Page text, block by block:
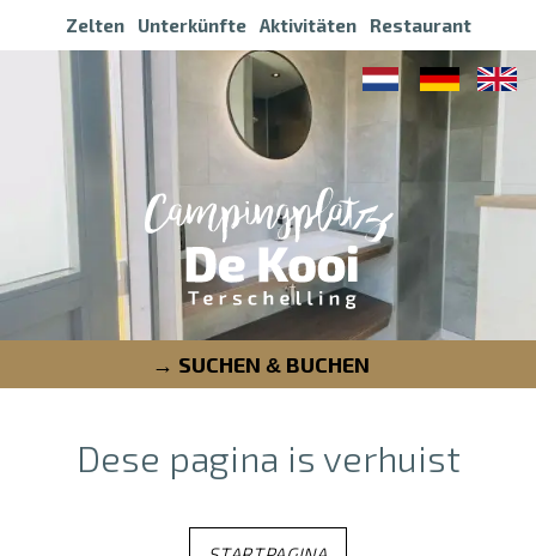
Zelten Unterkünfte Aktivitäten Restaurant
SUCHEN & BUCHEN
Dese pagina is verhuist